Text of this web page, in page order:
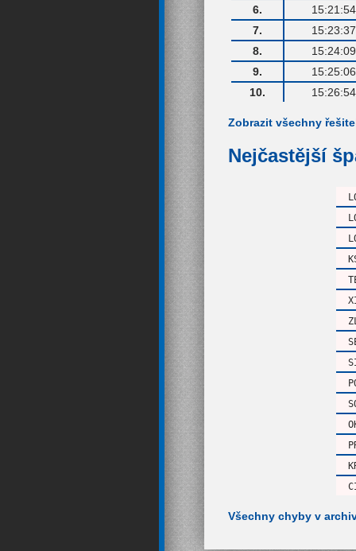
6.
15:21:54
7.
15:23:37
8.
15:24:09
9.
15:25:06
10.
15:26:54
Zobrazit všechny
Nejčastější
Všechny chyby v